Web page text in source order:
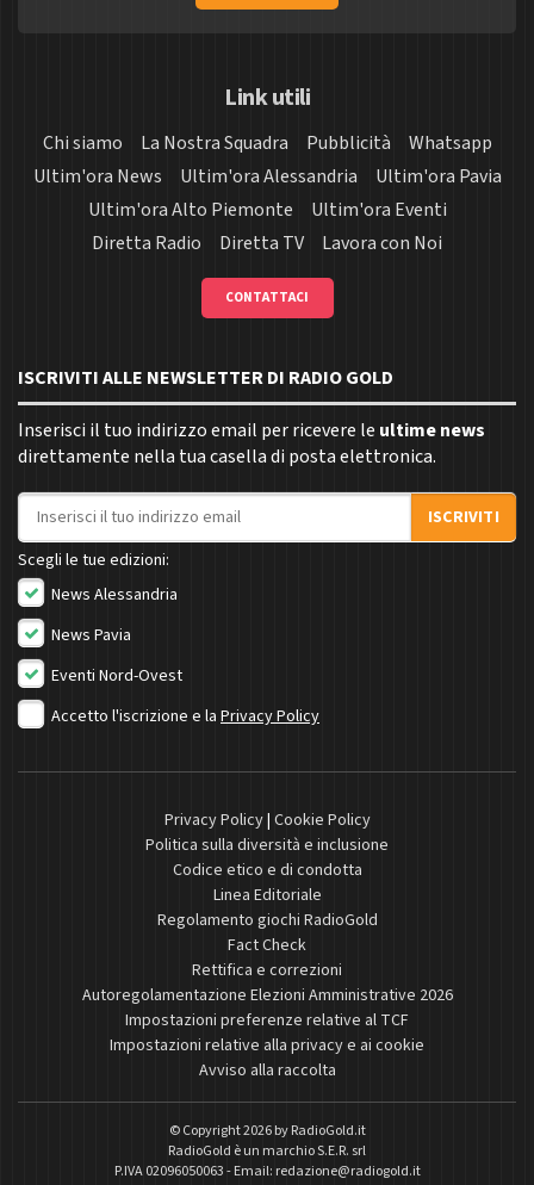
Link utili
Chi siamo La Nostra Squadra Pubblicità
Whatsapp
Ultim'ora News
Ultim'ora Alessandria
Ultim'ora Pavia
Ultim'ora Alto Piemonte
Ultim'ora Eventi
Diretta Radio
Diretta TV Lavora con Noi
CONTATTACI
ISCRIVITI ALLE NEWSLETTER DI RADIO GOLD
Inserisci il tuo indirizzo email per ricevere le ultime news
direttamente nella tua casella di posta elettronica.
Indirizzo email
ISCRIVITI
Scegli le tue edizioni:
News Alessandria
News Pavia
Eventi Nord-Ovest
Accetto l'iscrizione e la Privacy Policy
Privacy Policy| Cookie Policy
Politica sulla diversità e inclusione
Codice etico e di condotta
Linea Editoriale
Regolamento giochi RadioGold
Fact Check
Rettifica e correzioni
Autoregolamentazione Elezioni Amministrative 2026
Impostazioni preferenze relative al TCF
Impostazioni relative alla privacy e ai cookie
Avviso alla raccolta
© Copyright 2026 byRadioGold.it
RadioGold è un marchio S.E.R. srl
P.IVA 02096050063 - Email: redazione@radiogold.it